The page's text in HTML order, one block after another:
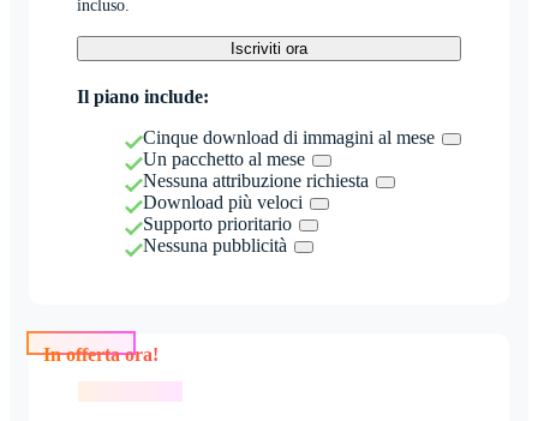
incluso.
Iscriviti ora
Il piano include:
Cinque download di immagini al mese
Un pacchetto al mese
Nessuna attribuzione richiesta
Download più veloci
Supporto prioritario
Nessuna pubblicità